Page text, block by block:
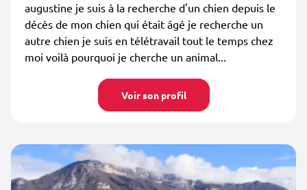
augustine je suis à la recherche d'un chien depuis le
décès de mon chien qui était âgé je recherche un
autre chien je suis en télétravail tout le temps chez
moi voilà pourquoi je cherche un animal...
Voir son profil